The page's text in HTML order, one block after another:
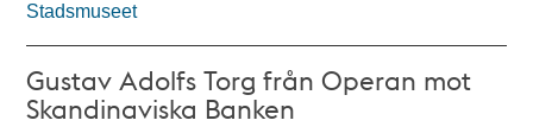
Stadsmuseet
Gustav Adolfs Torg från Operan mot
Skandinaviska Banken